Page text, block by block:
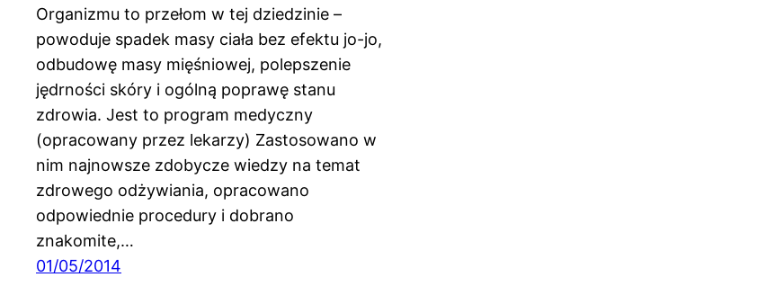
Organizmu to przełom w tej dziedzinie –
powoduje spadek masy ciała bez efektu jo-jo,
odbudowę masy mięśniowej, polepszenie
jędrności skóry i ogólną poprawę stanu
zdrowia. Jest to program medyczny
(opracowany przez lekarzy) Zastosowano w
nim najnowsze zdobycze wiedzy na temat
zdrowego odżywiania, opracowano
odpowiednie procedury i dobrano
znakomite,…
01/05/2014